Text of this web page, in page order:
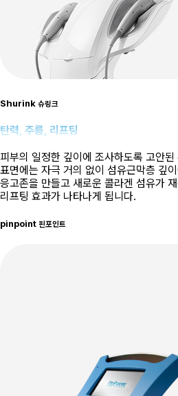
Shurink 슈링크
탄력, 주름, 리프팅
피부의 일정한 깊이에 조사하도록 고안
표면에는 자극 거의 없이 섬유근막층 깊
응고존을 만들고 새로운 콜라겐 섬유가
리프팅 효과가 나타나게 됩니다.
pinpoint 핀포인트